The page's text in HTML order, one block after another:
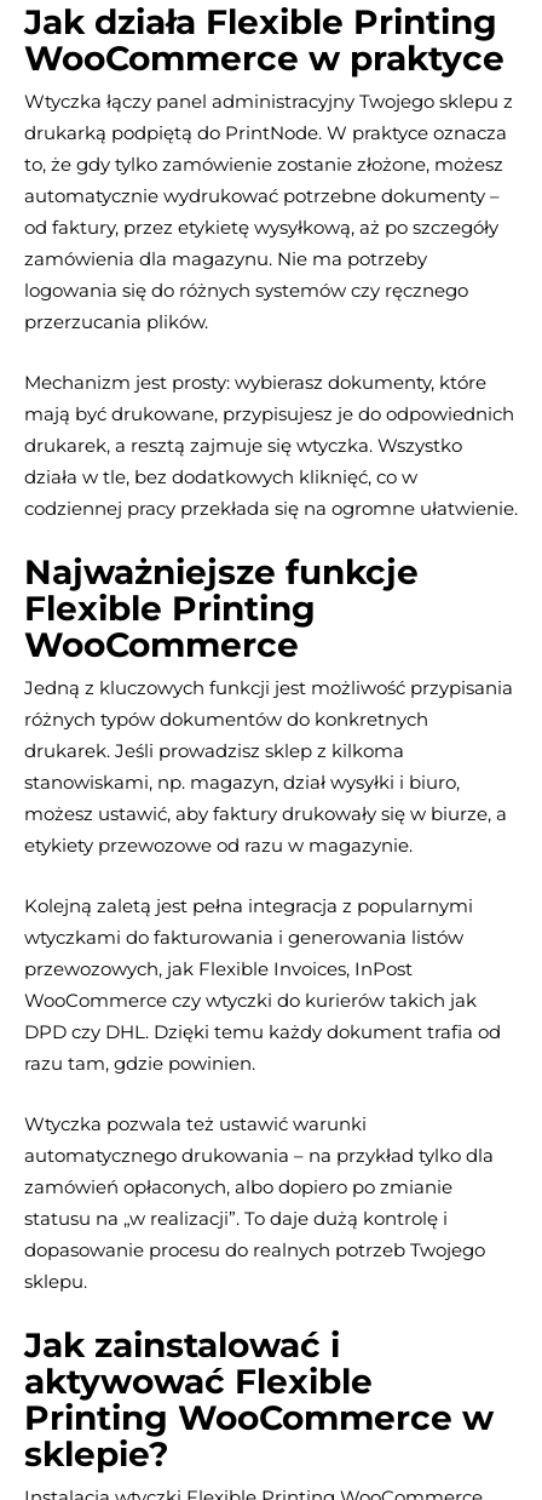
Jak działa Flexible Printing
WooCommerce w praktyce
Wtyczka łączy panel administracyjny Twojego sklepu z
drukarką podpiętą do PrintNode. W praktyce oznacza
to, że gdy tylko zamówienie zostanie złożone, możesz
automatycznie wydrukować potrzebne dokumenty –
od faktury, przez etykietę wysyłkową, aż po szczegóły
zamówienia dla magazynu. Nie ma potrzeby
logowania się do różnych systemów czy ręcznego
przerzucania plików.
Mechanizm jest prosty: wybierasz dokumenty, które
mają być drukowane, przypisujesz je do odpowiednich
drukarek, a resztą zajmuje się wtyczka. Wszystko
działa w tle, bez dodatkowych kliknięć, co w
codziennej pracy przekłada się na ogromne ułatwienie.
Najważniejsze funkcje
Flexible Printing
WooCommerce
Jedną z kluczowych funkcji jest możliwość przypisania
różnych typów dokumentów do konkretnych
drukarek. Jeśli prowadzisz sklep z kilkoma
stanowiskami, np. magazyn, dział wysyłki i biuro,
możesz ustawić, aby faktury drukowały się w biurze, a
etykiety przewozowe od razu w magazynie.
Kolejną zaletą jest pełna integracja z popularnymi
wtyczkami do fakturowania i generowania listów
przewozowych, jak Flexible Invoices, InPost
WooCommerce czy wtyczki do kurierów takich jak
DPD czy DHL. Dzięki temu każdy dokument trafia od
razu tam, gdzie powinien.
Wtyczka pozwala też ustawić warunki
automatycznego drukowania – na przykład tylko dla
zamówień opłaconych, albo dopiero po zmianie
statusu na „w realizacji”. To daje dużą kontrolę i
dopasowanie procesu do realnych potrzeb Twojego
sklepu.
Jak zainstalować i
aktywować Flexible
Printing WooCommerce w
sklepie?